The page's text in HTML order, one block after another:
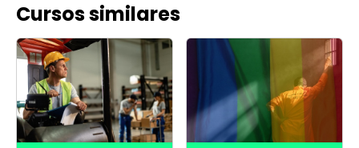
Cursos similares